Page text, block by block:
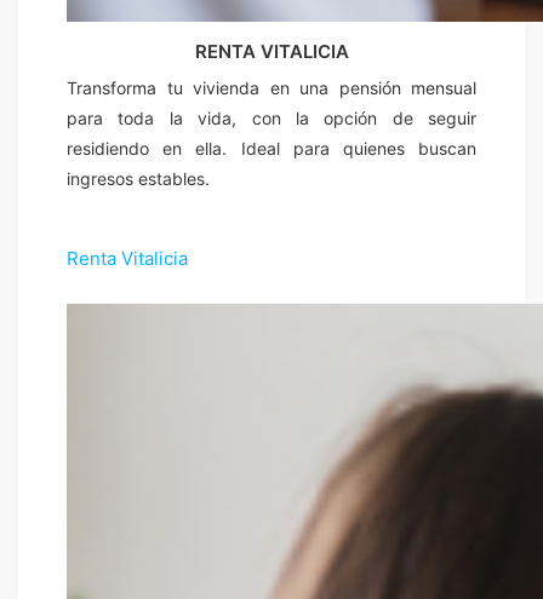
RENTA VITALICIA
Transforma tu vivienda en una pensión mensual
para toda la vida, con la opción de seguir
residiendo en ella. Ideal para quienes buscan
ingresos estables.
Renta Vitalicia